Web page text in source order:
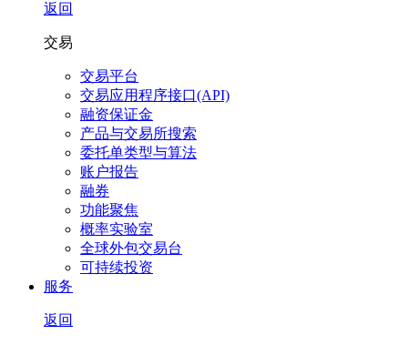
返回
交易
交易平台
交易应用程序接口(API)
融资保证金
产品与交易所搜索
委托单类型与算法
账户报告
融券
功能聚焦
概率实验室
全球外包交易台
可持续投资
服务
返回